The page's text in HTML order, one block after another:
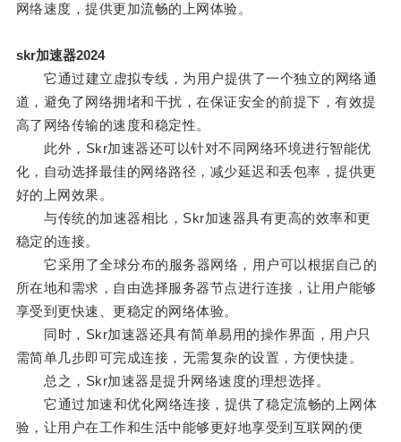
网络速度，提供更加流畅的上网体验。
skr加速器2024
它通过建立虚拟专线，为用户提供了一个独立的网络通
道，避免了网络拥堵和干扰，在保证安全的前提下，有效提
高了网络传输的速度和稳定性。
此外，Skr加速器还可以针对不同网络环境进行智能优
化，自动选择最佳的网络路径，减少延迟和丢包率，提供更
好的上网效果。
与传统的加速器相比，Skr加速器具有更高的效率和更
稳定的连接。
它采用了全球分布的服务器网络，用户可以根据自己的
所在地和需求，自由选择服务器节点进行连接，让用户能够
享受到更快速、更稳定的网络体验。
同时，Skr加速器还具有简单易用的操作界面，用户只
需简单几步即可完成连接，无需复杂的设置，方便快捷。
总之，Skr加速器是提升网络速度的理想选择。
它通过加速和优化网络连接，提供了稳定流畅的上网体
验，让用户在工作和生活中能够更好地享受到互联网的便